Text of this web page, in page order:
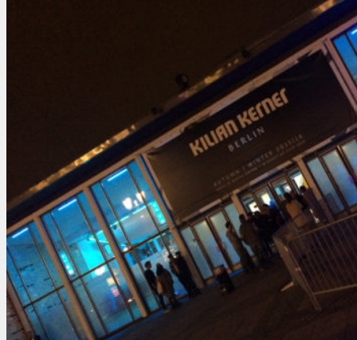
Suchen nach: